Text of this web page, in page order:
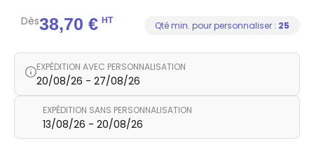
Dès38,70 € HT Qté min. pour personnaliser : 25
EXPÉDITION AVEC PERSONNALISATION
20/08/26 - 27/08/26
EXPÉDITION SANS PERSONNALISATION
13/08/26 - 20/08/26